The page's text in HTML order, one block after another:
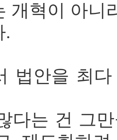
개혁이 아니
.
법안을 최
다는 건 그